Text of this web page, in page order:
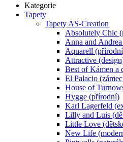
Kategorie
Tapety
Tapety AS-Creation
Absolutely Chic
Anna and
Aquarell
Attractive
Best of Kámen a
El Palacio
House of
Hygge (přírodní)
Karl Lagerfeld
Lilly and Luis
Little Love
New Life